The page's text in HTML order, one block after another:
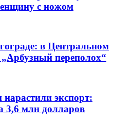
с ножом
в Центральном
переполох“
экспорт:
3,6 млн долларов